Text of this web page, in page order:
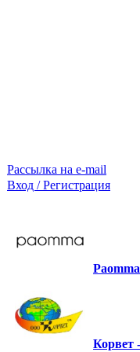
Рассылка на e-mail
Вход / Регистрация
Корвет